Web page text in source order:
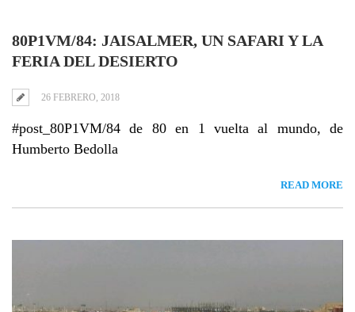
80P1VM/84: JAISALMER, UN SAFARI Y LA
FERIA DEL DESIERTO
26 FEBRERO, 2018
#post_80P1VM/84 de 80 en 1 vuelta al mundo, de
Humberto Bedolla
READ MORE